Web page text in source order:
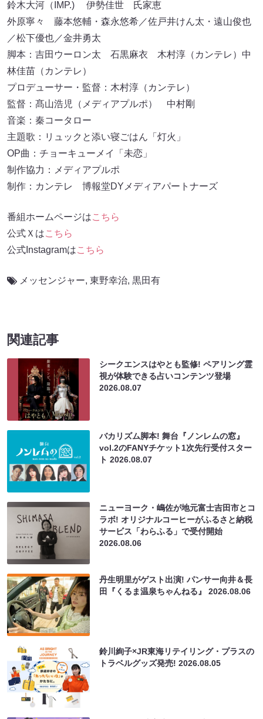
鈴木大河（IMP.) 伊勢佳世 氏家恵
外原寧々 藤本悠輔・森永悠希／佐戸井けん太・遠山俊也
／松下優也／金井勇太
脚本：吉田ウーロン太 石黒麻衣 木村淳（カンテレ）中
林佳苗（カンテレ）
プロデューサー・監督：木村淳（カンテレ）
監督：髙山浩児（メディアプルポ） 中村剛
音楽：秦コータロー
主題歌：リュックと添い寝ごはん「灯火」
OP曲：チョーキューメイ「未恋」
制作協力：メディアプルポ
制作：カンテレ 博報堂DYメディアパートナーズ
番組ホームページはこちら
公式Ｘはこちら
公式Instagramはこちら
メッセンジャー, 東野幸治, 黒田有
関連記事
シークエンスはやとも監修! ペアリング霊
視が体験できる占いコンテンツ登場
2026.08.07
バカリズム脚本! 舞台『ノンレムの窓』
vol.2のFANYチケット1次先行受付スター
ト2026.08.07
ニューヨーク・嶋佐が地元富士吉田市とコ
ラボ! オリジナルコーヒーがふるさと納税
サービス「わらふる」で受付開始
2026.08.06
丹生明里がゲスト出演! パンサー向井＆長
田『くるま温泉ちゃんねる』2026.08.06
鈴川絢子×JR東海リテイリング・プラスの
トラベルグッズ発売!2026.08.05